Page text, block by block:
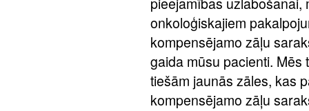
onkoloģiskajiem
kompensējamo zāļu
gaida mūsu pacienti.
tiešām jaunās zāles, kas
kompensējamo zāļu